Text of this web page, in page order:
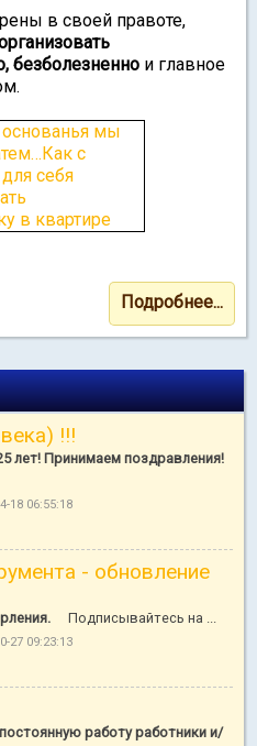
в своей правоте,
безболезненно и главное
Подробнее...
!!!
лет! Принимаем поздравления!
18 06:55:18
- обновление
Подписывайтесь на ...
27 09:23:13
работу работники и/